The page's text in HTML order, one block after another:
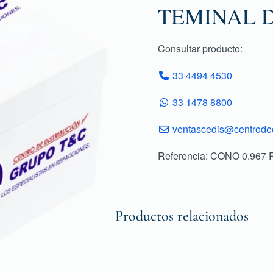
TEMINAL
Consultar producto:
33 4494 4530
33 1478 8800
Referencia: CONO 0.967
Productos relacionados